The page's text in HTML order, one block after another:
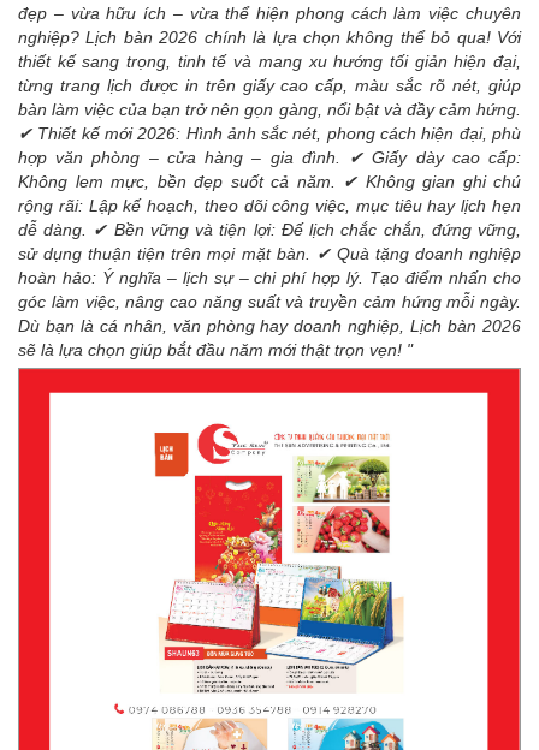
đẹp – vừa hữu ích – vừa thể hiện phong cách làm việc chuyên
nghiệp? Lịch bàn 2026 chính là lựa chọn không thể bỏ qua! Với
thiết kế sang trọng, tinh tế và mang xu hướng tối giản hiện đại,
từng trang lịch được in trên giấy cao cấp, màu sắc rõ nét, giúp
bàn làm việc của bạn trở nên gọn gàng, nổi bật và đầy cảm hứng.
✔ Thiết kế mới 2026: Hình ảnh sắc nét, phong cách hiện đại, phù
hợp văn phòng – cửa hàng – gia đình. ✔ Giấy dày cao cấp:
Không lem mực, bền đẹp suốt cả năm. ✔ Không gian ghi chú
rộng rãi: Lập kế hoạch, theo dõi công việc, mục tiêu hay lịch hẹn
dễ dàng. ✔ Bền vững và tiện lợi: Đế lịch chắc chắn, đứng vững,
sử dụng thuận tiện trên mọi mặt bàn. ✔ Quà tặng doanh nghiệp
hoàn hảo: Ý nghĩa – lịch sự – chi phí hợp lý. Tạo điểm nhấn cho
góc làm việc, nâng cao năng suất và truyền cảm hứng mỗi ngày.
Dù bạn là cá nhân, văn phòng hay doanh nghiệp, Lịch bàn 2026
sẽ là lựa chọn giúp bắt đầu năm mới thật trọn vẹn! "